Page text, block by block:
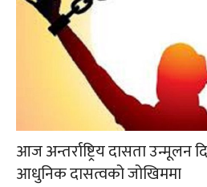
आज अन्तर्राष्ट्रिय दासता उन्मूलन
आधुनिक दासत्वको जोखिममा